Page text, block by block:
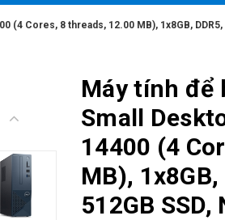
Cores, 8 threads, 12.00 MB), 1x8GB, DDR5,
Máy tính để
Small
14400 (4
MB),
512GB SSD,